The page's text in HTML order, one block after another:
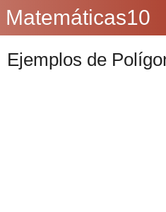
Matemáticas10
Ejemplos de